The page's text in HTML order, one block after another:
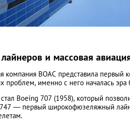
и массовая
компания BOAC представила
проблем, именно с него началась
Boeing 707 (1958), который
747 — первый широкофюзеляжный